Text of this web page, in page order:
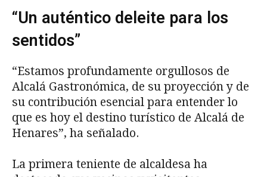
“Un auténtico deleite para los
sentidos”
“Estamos profundamente orgullosos de
Alcalá Gastronómica, de su proyección y de
su contribución esencial para entender lo
que es hoy el destino turístico de Alcalá de
Henares”, ha señalado.
La primera teniente de alcaldesa ha